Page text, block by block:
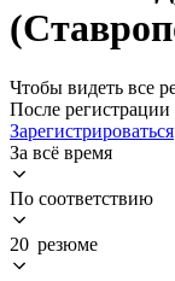
Чтобы видеть все
После
Зарегистрироваться
За всё время
По соответствию
20 резюме